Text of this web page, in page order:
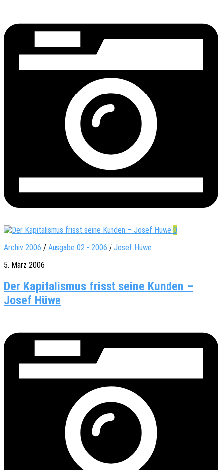
0
Archiv 2006 / Ausgabe 02 - 2006 / Josef Hüwe
5. März 2006
Der Kapitalismus frisst seine Kunden –
Josef Hüwe